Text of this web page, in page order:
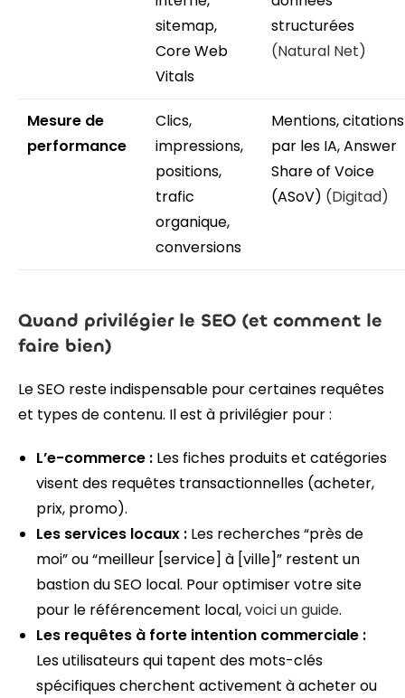
sitemap,
Core Web
Vitals
structurées
(Natural Net)
Mesure de
performance
Clics,
impressions,
positions,
trafic
organique,
conversions
Mentions, citations
par les IA, Answer
Share of Voice
(ASoV) (Digitad)
Quand privilégier le SEO (et comment le
faire bien)
Le SEO reste indispensable pour certaines requêtes
et types de contenu. Il est à privilégier pour :
L’e-commerce : Les fiches produits et catégories
visent des requêtes transactionnelles (acheter,
prix, promo).
Les services locaux : Les recherches “près de
moi” ou “meilleur [service] à [ville]” restent un
bastion du SEO local. Pour optimiser votre site
pour le référencement local,voici un guide.
Les requêtes à forte intention commerciale :
Les utilisateurs qui tapent des mots-clés
spécifiques cherchent activement à acheter ou